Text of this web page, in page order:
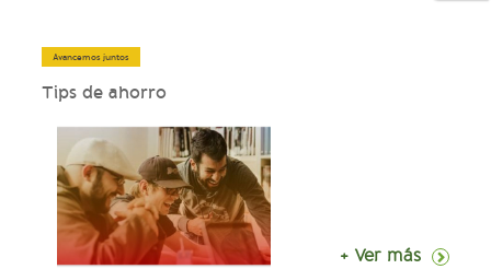
Avancemos juntos
Tips de ahorro
+ Ver más